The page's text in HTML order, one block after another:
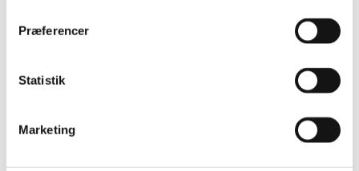
Præferencer
Statistik
Marketing